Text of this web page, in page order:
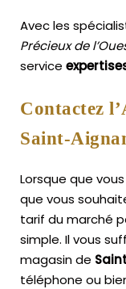
Avec les
Précieux de
service
Contactez
Saint-
Lorsque que
que vous
tarif du marché
simple. Il vous
magasin de
téléphone ou